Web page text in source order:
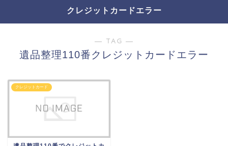
クレジットカードエラー
― TAG ―
遺品整理110番クレジットカードエラー
クレジットカード